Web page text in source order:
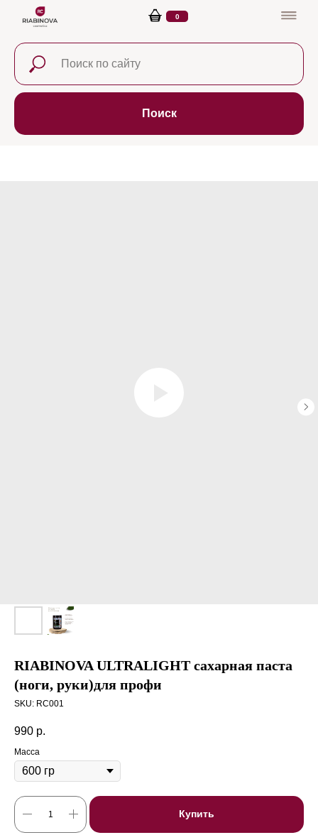
0
Поиск
RIABINOVA ULTRALIGHT сахарная паста
(ноги, руки)для профи
SKU: RC001
990 р.
Масса
Купить